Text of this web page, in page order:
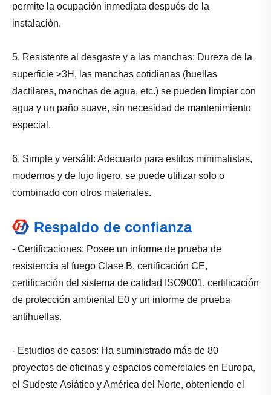
permite la ocupación inmediata después de la
instalación.
5. Resistente al desgaste y a las manchas: Dureza de la
superficie ≥3H, las manchas cotidianas (huellas
dactilares, manchas de agua, etc.) se pueden limpiar con
agua y un paño suave, sin necesidad de mantenimiento
especial.
6. Simple y versátil: Adecuado para estilos minimalistas,
modernos y de lujo ligero, se puede utilizar solo o
combinado con otros materiales.
Respaldo de confianza
- Certificaciones: Posee un informe de prueba de
resistencia al fuego Clase B, certificación CE,
certificación del sistema de calidad ISO9001, certificación
de protección ambiental E0 y un informe de prueba
antihuellas.
- Estudios de casos: Ha suministrado más de 80
proyectos de oficinas y espacios comerciales en Europa,
el Sudeste Asiático y América del Norte, obteniendo el